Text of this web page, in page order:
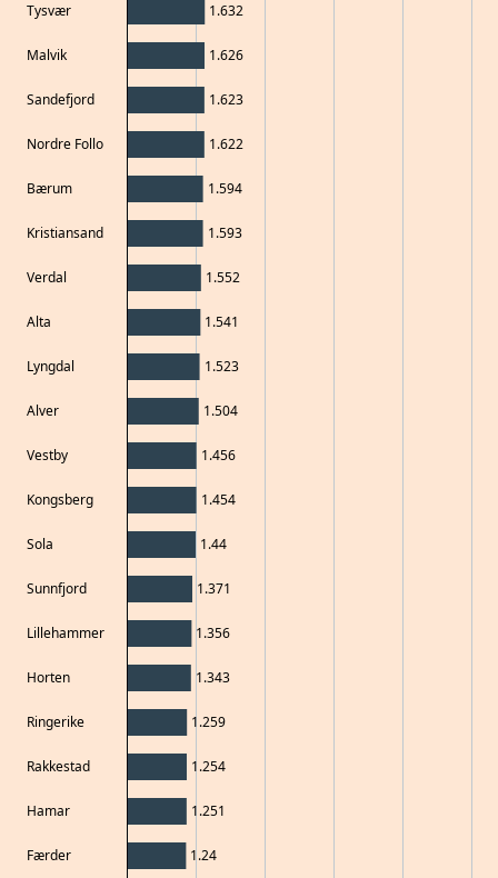
Tysvær
Malvik
Sandefjord
Nordre Follo
Bærum
Kristiansand
Verdal
Alta
Lyngdal
Alver
Vestby
Kongsberg
Sola
Sunnfjord
Lillehammer
Horten
Ringerike
Rakkestad
Hamar
Færder
1.632
1.626
1.623
1.622
1.594
1.593
1.552
1.541
1.523
1.504
1.456
1.454
1.44
1.371
1.356
1.343
1.259
1.254
1.251
1.24